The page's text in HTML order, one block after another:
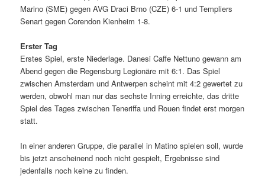
Marino (SME) gegen AVG Draci Brno (CZE) 6-1 und Templiers
Senart gegen Corendon Kienheim 1-8.
Erster Tag
Erstes Spiel, erste Niederlage. Danesi Caffe Nettuno gewann am
Abend gegen die Regensburg Legionäre mit 6:1. Das Spiel
zwischen Amsterdam und Antwerpen scheint mit 4:2 gewertet zu
werden, obwohl man nur das sechste Inning erreichte, das dritte
Spiel des Tages zwischen Teneriffa und Rouen findet erst morgen
statt.
In einer anderen Gruppe, die parallel in Matino spielen soll, wurde
bis jetzt anscheinend noch nicht gespielt, Ergebnisse sind
jedenfalls noch keine zu finden.